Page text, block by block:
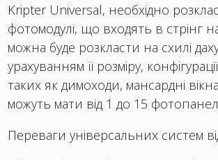
Kripter Universal, необхідно
фотомодулі, що входять в стрінг
можна буде розкласти на схилі
урахуванням її розміру,
таких як димоходи, мансардні
можуть мати від 1 до 15
Переваги універсальних систем